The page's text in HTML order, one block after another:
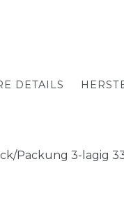
DETAILS
Packung 3-lagig